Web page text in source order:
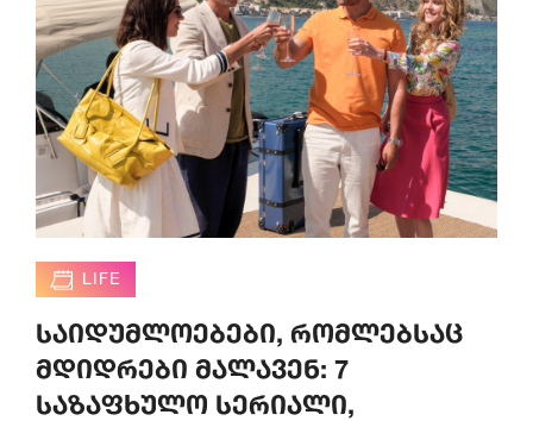
LIFE
საიდუმლოებები, რომლებსაც
მდიდრები მალავენ: 7
საზაფხულო სერიალი,